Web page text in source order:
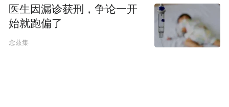
医生因漏诊获刑，争论一开
始就跑偏了
念兹集